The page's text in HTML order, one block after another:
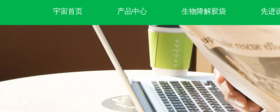
宇宙首页 产品中心 生物降解胶袋 先进
可堆肥生物降解服装手挽袋 环保购物手提袋按需定制印刷